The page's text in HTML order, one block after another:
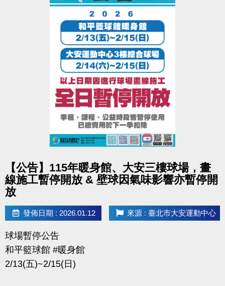
選，領取後不論是否拆封，皆無法要求更換，亦不得
要求折抵現金或更換等值商品。
月卡須於1/18前開卡，限本人使用，敬請攜帶悠遊卡
電話洽詢 體適能 (02)2377-0300#107
贊助廠商：LP Support
【公告】115年暖身館、大安三樓球場，畫
線施工暫停開放 & 壁球因氣味影響亦暫停開
放
發佈日期 : 2026.01.12 來源 : 臺北市大安運動中心
球場暫停公告
和平籃球館 #暖身館
2/13(五)~2/15(日)